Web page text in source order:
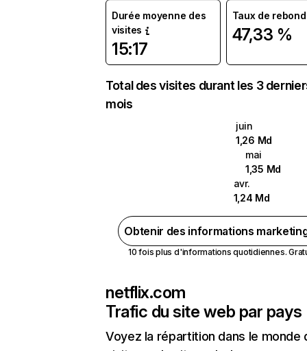
Durée moyenne des
visites
15:17
Taux de rebond
47,33 %
Total des visites durant les 3
mois
juin
1,26 Md
mai
1,35 Md
avr.
1,24 Md
Obtenir des informations
10 fois plus d'informations quotidiennes.
netflix.com
Trafic du site web par pays
Voyez la répartition dans le monde